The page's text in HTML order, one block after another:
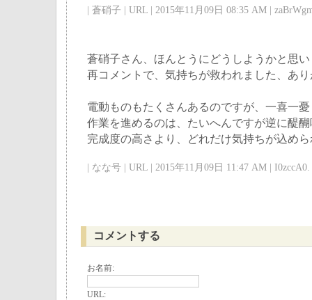
| 蒼硝子 | URL | 2015年11月09日 08:35 AM |
蒼硝子さん、ほんとうにどうしようかと思
再コメントで、気持ちが救われました、あ
電動ものもたくさんあるのですが、一喜一
作業を進めるのは、たいへんですが逆に醍
完成度の高さより、どれだけ気持ちが込め
| なな号 | URL | 2015年11月09日 11:47 AM | I0zccA0.
コメントする
お名前:
URL: